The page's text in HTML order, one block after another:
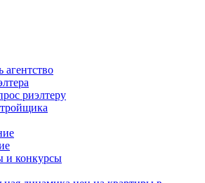
агентство
риэлтеру
и конкурсы